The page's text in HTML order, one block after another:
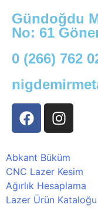
Gündoğdu
No: 61
0 (266) 762
Abkant Büküm
CNC Lazer Kesim
Ağırlık Hesaplama
Lazer Ürün Kataloğu